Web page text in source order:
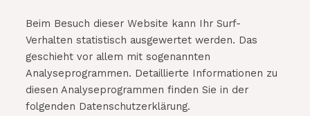
Beim Besuch dieser Website kann Ihr Surf-
Verhalten statistisch ausgewertet werden. Das
geschieht vor allem mit sogenannten
Analyseprogrammen. Detaillierte Informationen zu
diesen Analyseprogrammen finden Sie in der
folgenden Datenschutzerklärung.